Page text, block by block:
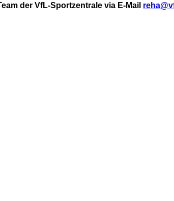
der VfL-Sportzentrale via E-Mail